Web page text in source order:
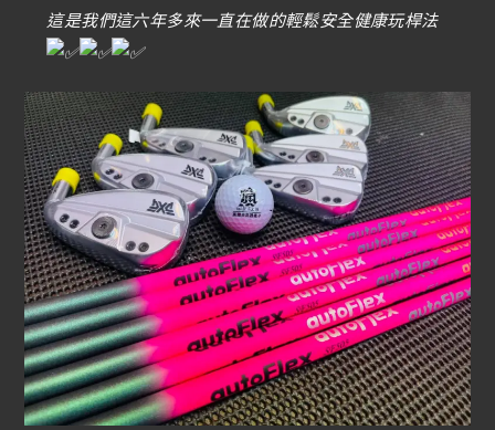
這是我們這六年多來一直在做的輕鬆安全健康玩桿法